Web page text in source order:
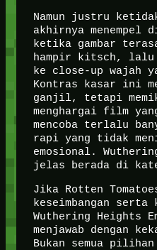
Namun justru
akhirnya menempel
ketika gambar
hampir kitsch,
ke close-up wajah
Kontras kasar ini
ganjil, tetapi
menghargai film
mencoba terlalu
rapi yang tidak
emosional.
jelas berada di
Jika Rotten
keseimbangan
Wuthering Heights
menjawab dengan
Bukan semua